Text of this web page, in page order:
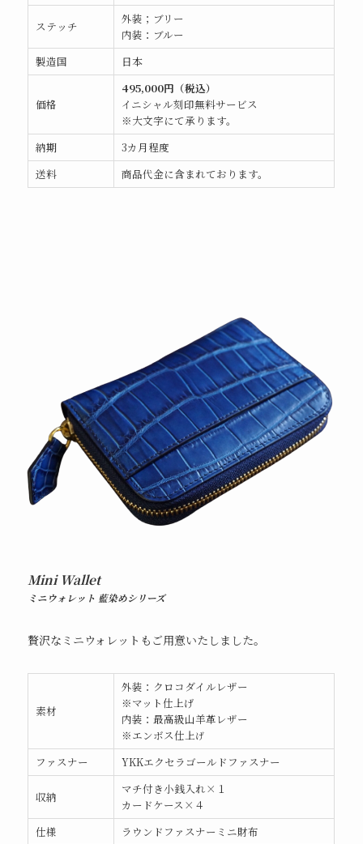
ステッチ
外装；ブリー
内装：ブルー
製造国
日本
価格
495,000円（税込）
イニシャル刻印無料サービス
※大文字にて承ります。
納期
3カ月程度
送料
商品代金に含まれております。
Mini Wallet
ミニウォレット 藍染めシリーズ
贅沢なミニウォレットもご用意いたしました。
素材
外装：クロコダイルレザー
※マット仕上げ
内装：最高級山羊革レザー
※エンボス仕上げ
ファスナー YKKエクセラゴールドファスナー
収納
マチ付き小銭入れ×１
カードケース×４
仕様
ラウンドファスナーミニ財布